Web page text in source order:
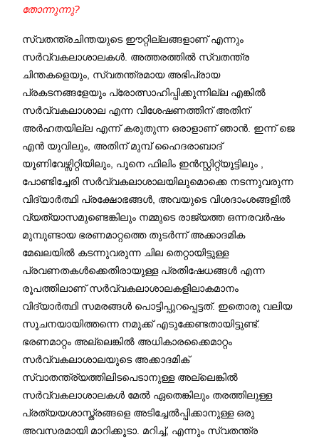
തോന്നുന്നു?
സ്വതന്ത്രചിന്തയുടെ ഈറ്റില്ലങ്ങളാണ് എന്നും
സര്‍വ്വകലാശാലകള്‍. അത്തരത്തില്‍ സ്വതന്ത്ര
ചിന്തകളെയും, സ്വതന്ത്രമായ അഭിപ്രായ
പ്രകടനങ്ങളേയും പ്രോത്സാഹിപ്പിക്കുന്നില്ല എങ്കില്‍
സര്‍വ്വകലാശാല എന്ന വിശേഷണത്തിന് അതിന്
അര്‍ഹതയില്ല എന്ന് കരുതുന്ന ഒരാളാണ് ഞാന്‍. ഇന്ന് ജെ
എന്‍ യുവിലും, അതിന് മുമ്പ് ഹൈദരാബാദ്
യൂണിവേഴ്സിറ്റിയിലും, പൂനെ ഫിലിം ഇന്‍സ്റ്റിറ്റ്യൂട്ടിലും ,
പോണ്ടിച്ചേരി സര്‍വ്വകലാശാലയിലുമൊക്കെ നടന്നുവരുന്ന
വിദ്യാര്‍ത്ഥി പ്രക്ഷോഭങ്ങള്‍, അവയുടെ വിശദാംശങ്ങളില്‍
വ്യത്യാസമുണ്ടെങ്കിലും നമ്മുടെ രാജ്യത്ത ഒന്നരവര്‍ഷം
മുമ്പുണ്ടായ ഭരണമാറ്റത്തെ തുടര്‍ന്ന് അക്കാദമിക
മേഖലയില്‍ കടന്നുവരുന്ന ചില തെറ്റായിട്ടുള്ള
പ്രവണതകള്‍ക്കെതിരായുള്ള പ്രതിഷേധങ്ങള്‍ എന്ന
രൂപത്തിലാണ് സര്‍വ്വകലാശാലകളിലാകമാനം
വിദ്യാര്‍ത്ഥി സമരങ്ങള്‍ പൊട്ടിപ്പുറപ്പെട്ടത്. ഇതൊരു വലിയ
സൂചനയായിത്തന്നെ നമുക്ക് എടുക്കേണ്ടതായിട്ടുണ്ട്.
ഭരണമാറ്റം അല്ലെങ്കില്‍ അധികാരക്കൈമാറ്റം
സര്‍വ്വകലാശാലയുടെ അക്കാദമിക്
സ്വാതന്ത്ര്യത്തിലിടപെടാനുള്ള അല്ലെങ്കില്‍
സര്‍വ്വകലാശാലകള്‍ മേല്‍ ഏതെങ്കിലും തരത്തിലുള്ള
പ്രത്യയശാസ്ത്രങ്ങളെ അടിച്ചേല്‍പ്പിക്കാനുള്ള ഒരു
അവസരമായി മാറിക്കൂടാ. മറിച്ച്, എന്നും സ്വതന്ത്ര